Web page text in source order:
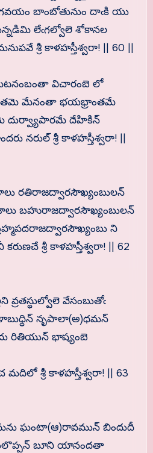
గవయం బాంబోతునుం దాఁకి యు
లేఁగల్వోలె శోకానల
శ్రీ కాళహస్తీశ్వరా! || 60 ||
విచారంబె లో
మేనంతా భయభ్రాంతమే
దుర్వ్యాపారమే దేహికిన్
నరుల్ శ్రీ కాళహస్తీశ్వరా! ||
రతిరాజద్వారసౌఖ్యంబులన్
బహురాజద్వారసౌఖ్యంబులన్
ని
కరుణచే శ్రీ కాళహస్తీశ్వరా! || 62
వ్రతస్థుల్వోలె వేసంబుతోఁ
కళాబుధ్ధిన్ నృపాలా(అ)ధమన్
రితియున్ భాష్యంబె
మదిలో శ్రీ కాళహస్తీశ్వరా! || 63
ఘంటా(ఆ)రావమున్ బిందుదీ
బూని యానందతా